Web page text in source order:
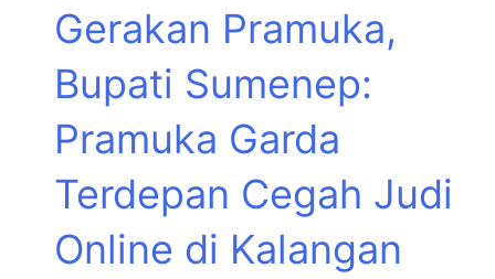
Gerakan Pramuka,
Bupati Sumenep:
Pramuka Garda
Terdepan Cegah Judi
Online di Kalangan